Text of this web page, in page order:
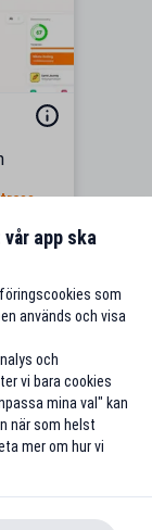
app ska
som
används och visa
och
vi bara cookies
mina val" kan
när som helst
mer om hur vi